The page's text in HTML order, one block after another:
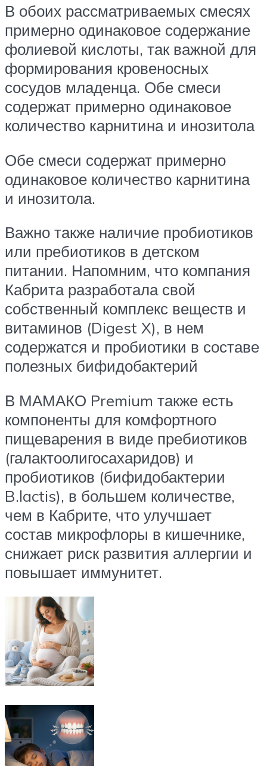
В обоих рассматриваемых смесях
примерно одинаковое содержание
фолиевой кислоты, так важной для
формирования кровеносных
сосудов младенца. Обе смеси
содержат примерно одинаковое
количество карнитина и инозитола
Обе смеси содержат примерно
одинаковое количество карнитина
и инозитола.
Важно также наличие пробиотиков
или пребиотиков в детском
питании. Напомним, что компания
Кабрита разработала свой
собственный комплекс веществ и
витаминов (Digest X), в нем
содержатся и пробиотики в составе
полезных бифидобактерий
В МАМАКО Premium также есть
компоненты для комфортного
пищеварения в виде пребиотиков
(галактоолигосахаридов) и
пробиотиков (бифидобактерии
B.lactis), в большем количестве,
чем в Кабрите, что улучшает
состав микрофлоры в кишечнике,
снижает риск развития аллергии и
повышает иммунитет.